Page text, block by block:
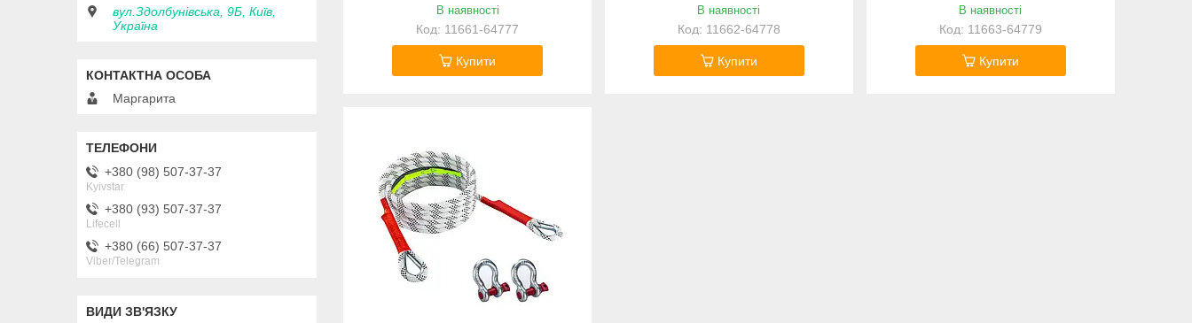
В наявності
11661-64777
Купити
В наявності
11662-64778
Купити
В наявності
11663-64779
Купити
вул.Здолбунівська, 9Б, Київ,
Україна
Маргарита
+380 (98) 507-37-37
Kyivstar
+380 (93) 507-37-37
Lifecell
+380 (66) 507-37-37
Viber/Telegram